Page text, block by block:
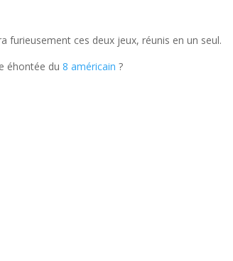
furieusement ces deux jeux, réunis en un seul.
éhontée du8 américain ?